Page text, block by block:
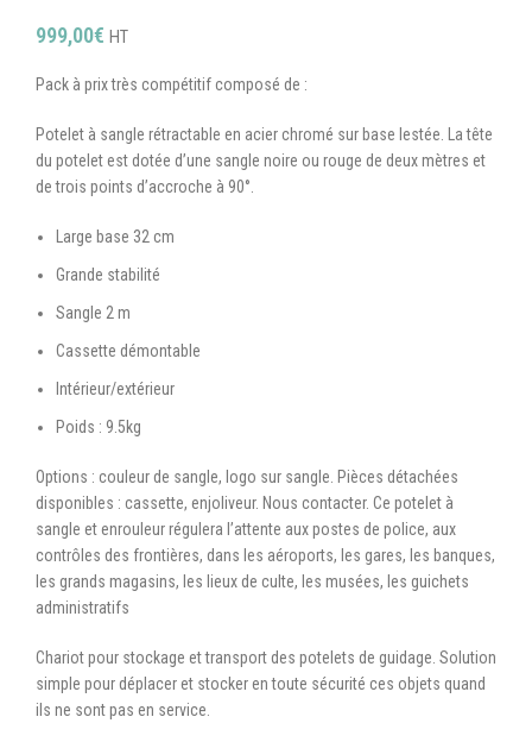
999,00€ HT
Pack à prix très compétitif composé de :
Potelet à sangle rétractable en acier chromé sur base lestée. La tête
du potelet est dotée d’une sangle noire ou rouge de deux mètres et
de trois points d’accroche à 90°.
Large base 32 cm
Grande stabilité
Sangle 2 m
Cassette démontable
Intérieur/extérieur
Poids : 9.5kg
Options : couleur de sangle, logo sur sangle. Pièces détachées
disponibles : cassette, enjoliveur. Nous contacter. Ce potelet à
sangle et enrouleur régulera l’attente aux postes de police, aux
contrôles des frontières, dans les aéroports, les gares, les banques,
les grands magasins, les lieux de culte, les musées, les guichets
administratifs
Chariot pour stockage et transport des potelets de guidage. Solution
simple pour déplacer et stocker en toute sécurité ces objets quand
ils ne sont pas en service.